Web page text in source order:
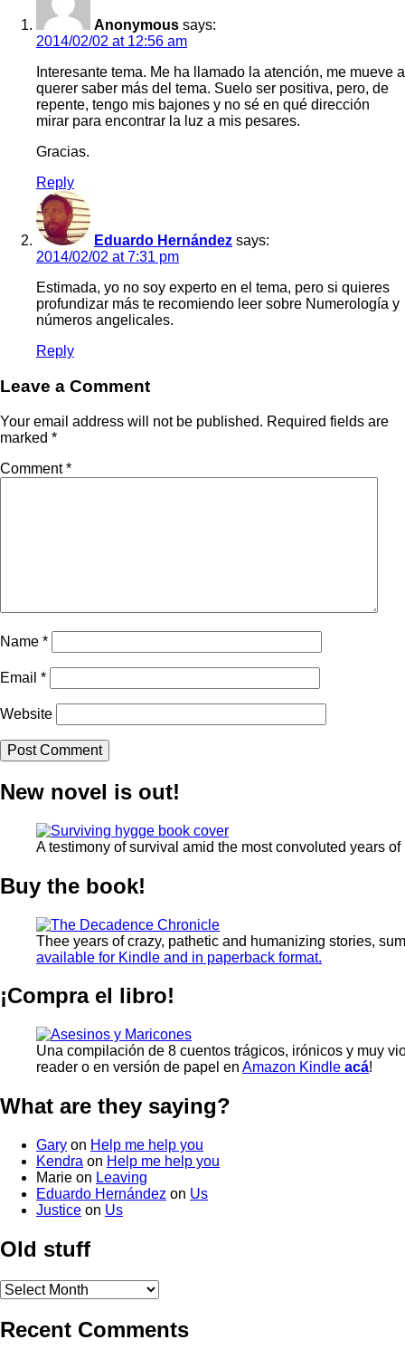
Anonymous says:
2014/02/02 at 12:56 am
Interesante tema. Me ha llamado la atención, me mueve a
querer saber más del tema. Suelo ser positiva, pero, de
repente, tengo mis bajones y no sé en qué dirección
mirar para encontrar la luz a mis pesares.
Gracias.
Reply
Eduardo Hernández says:
2014/02/02 at 7:31 pm
Estimada, yo no soy experto en el tema, pero si quieres
profundizar más te recomiendo leer sobre Numerología y
números angelicales.
Reply
Leave a Comment
Your email address will not be published. Required fields are
marked *
Comment*
Name *
Email *
Website
New novel is out!
A testimony of survival amid the most convoluted years
Buy the book!
Thee years of crazy, pathetic and humanizing stories,
available for Kindle and in paperback format.
¡Compra el libro!
Una compilación de 8 cuentos trágicos, irónicos y muy
reader o en versión de papel en Amazon Kindle acá!
What are they saying?
Gary on Help me help you
Kendra on Help me help you
Marie on Leaving
Eduardo Hernández on Us
Justice on Us
Old stuff
Old
stuff
Recent Comments